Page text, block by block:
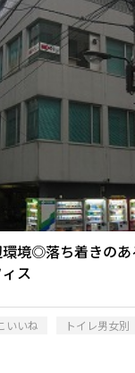
環境◎落ち着きの
ス
いいね トイレ男女別